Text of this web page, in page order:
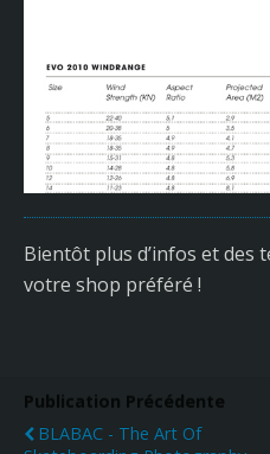
Bientôt plus d’infos et des
votre shop préféré !
Publication Précédente
BLABAC - The Art Of